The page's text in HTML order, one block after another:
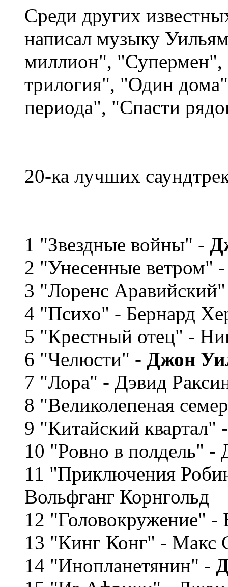
Среди других
написал музыку
миллион",
трилогия", "Один
периода", "Спасти
20-ка лучших
1 "Звездные войны" -
2 "Унесенные ветром"
3 "Лоренс
4 "Психо" - Бернард
5 "Крестный отец" -
6 "Челюсти" - Джон
7 "Лора" - Дэвид
8 "Великолепеная
9 "Китайский
10 "Ровно в полдель"
11 "Приключения
Вольфганг Корнгольд
12 "Головокружение" -
13 "Кинг Конг" - Макс
14 "Инопланетянин" -